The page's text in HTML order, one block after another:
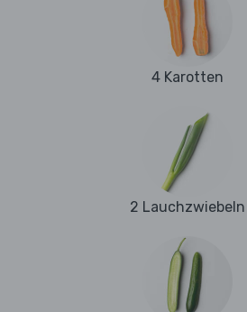
4 Karotten
2 Lauchzwiebeln